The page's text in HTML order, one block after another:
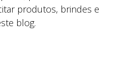
produtos, brindes e
blog.